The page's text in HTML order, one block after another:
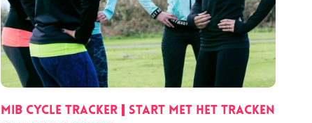
MIB Cycle Tracker | start met het tracken